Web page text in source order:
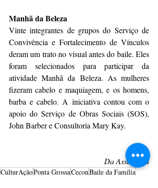
Manhã da Beleza
Vinte integrantes de grupos do Serviço de
Convivência e Fortalecimento de Vínculos
deram um trato no visual antes do baile. Eles
foram selecionados para participar da
atividade Manhã da Beleza. As mulheres
fizeram cabelo e maquiagem, e os homens,
barba e cabelo. A iniciativa contou com o
apoio do Serviço de Obras Sociais (SOS),
John Barber e Consultoria Mary Kay.
Da Assessoria
CulturAçãoPonta GrossaCeconBaile da Família